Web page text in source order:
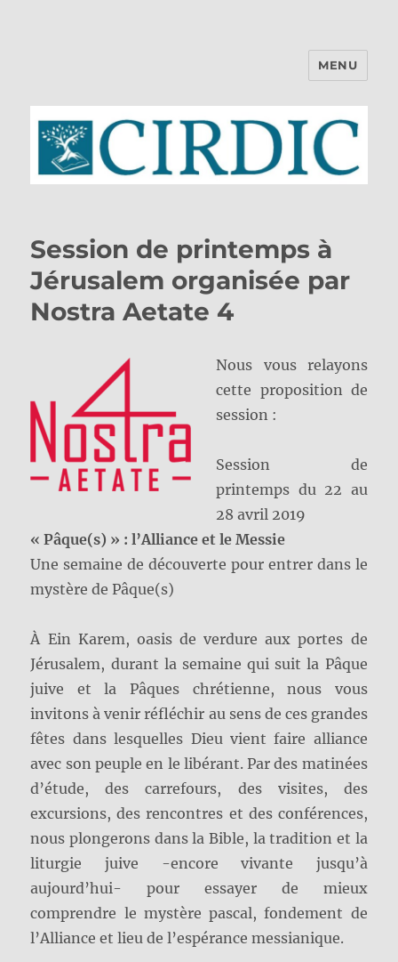
MENU
Session de printemps à
Jérusalem organisée par
Nostra Aetate 4
Nous vous relayons
cette proposition de
session :
Session de
printemps du 22 au
28 avril 2019
« Pâque(s) » : l’Alliance et le Messie
Une semaine de découverte pour entrer dans le
mystère de Pâque(s)
À Ein Karem, oasis de verdure aux portes de
Jérusalem, durant la semaine qui suit la Pâque
juive et la Pâques chrétienne, nous vous
invitons à venir réfléchir au sens de ces grandes
fêtes dans lesquelles Dieu vient faire alliance
avec son peuple en le libérant. Par des matinées
d’étude, des carrefours, des visites, des
excursions, des rencontres et des conférences,
nous plongerons dans la Bible, la tradition et la
liturgie juive -encore vivante jusqu’à
aujourd’hui- pour essayer de mieux
comprendre le mystère pascal, fondement de
l’Alliance et lieu de l’espérance messianique.